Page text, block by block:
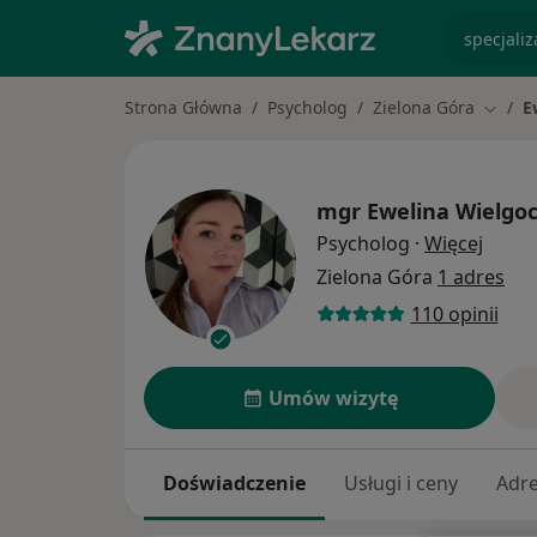
Strona Główna Psycholog Zielona Góra Zmień
mgr Ewelina
Psycholog · Więcej
Zielona Góra 1 adres
110 opinii
Umów wizytę
Doświadczenie Usługi i ceny